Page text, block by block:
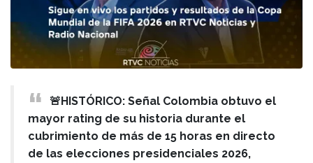
🚨HISTÓRICO: Señal Colombia obtuvo el
mayor rating de su historia durante el
cubrimiento de más de 15 horas en directo
de las elecciones presidenciales 2026,